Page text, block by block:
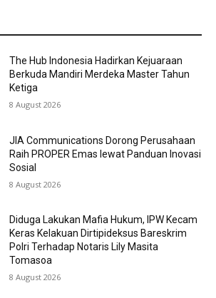
The Hub Indonesia Hadirkan Kejuaraan
Berkuda Mandiri Merdeka Master Tahun
Ketiga
8 August 2026
JIA Communications Dorong Perusahaan
Raih PROPER Emas lewat Panduan Inovasi
Sosial
8 August 2026
Diduga Lakukan Mafia Hukum, IPW Kecam
Keras Kelakuan Dirtipideksus Bareskrim
Polri Terhadap Notaris Lily Masita
Tomasoa
8 August 2026